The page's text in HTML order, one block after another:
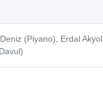
(Piyano), Erdal Akyol